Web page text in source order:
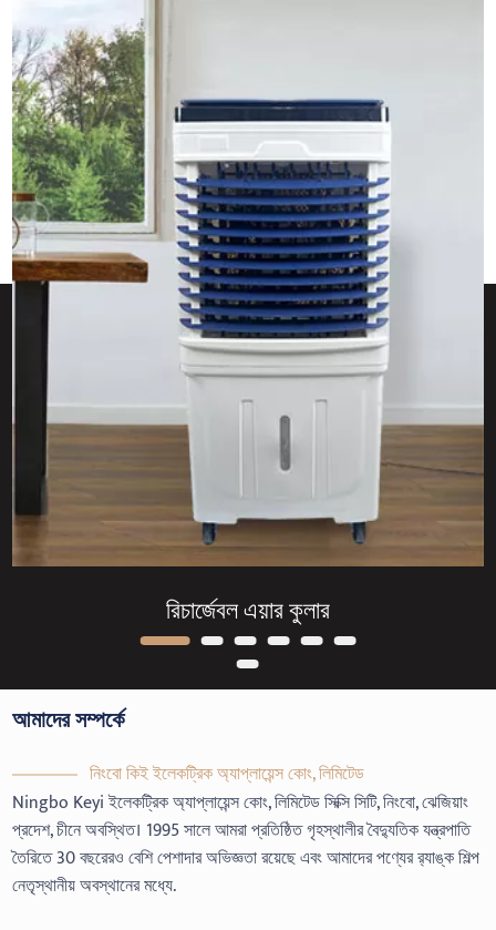
রিচার্জেবল এয়ার কুলার
আমাদের সম্পর্কে
নিংবো কিই ইলেকট্রিক অ্যাপ্লায়েন্স কোং, লিমিটেড
Ningbo Keyi ইলেকট্রিক অ্যাপ্লায়েন্স কোং, লিমিটেড সিক্সি সিটি, নিংবো, ঝেজিয়াং
প্রদেশ, চীনে অবস্থিত। 1995 সালে আমরা প্রতিষ্ঠিত গৃহস্থালীর বৈদ্যুতিক যন্ত্রপাতি
তৈরিতে 30 বছরেরও বেশি পেশাদার অভিজ্ঞতা রয়েছে এবং আমাদের পণ্যের র‍্যাঙ্ক শিল্প
নেতৃস্থানীয় অবস্থানের মধ্যে.